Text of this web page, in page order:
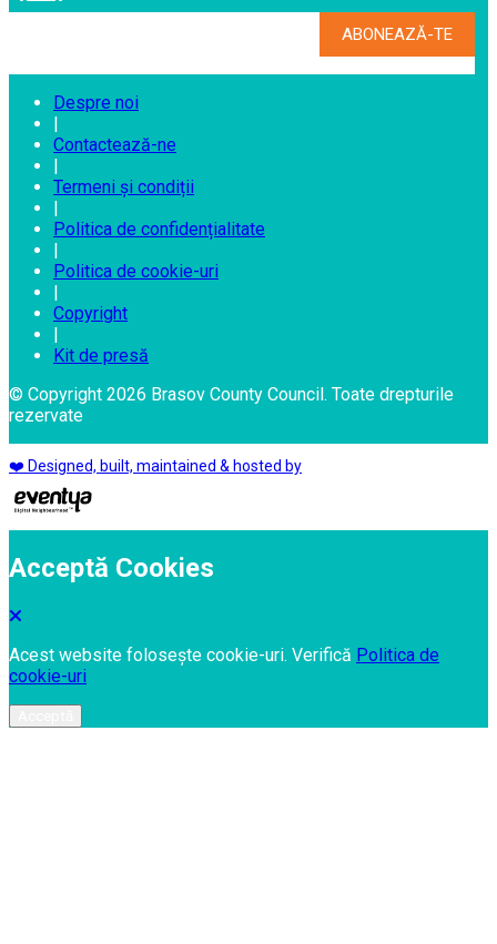
Despre noi
Contactează-ne
Termeni și condiții
Politica de confidențialitate
Politica de cookie-uri
Copyright
Kit de presă
© Copyright 2026 Brasov County Council. Toate drepturile
rezervate
❤️ Designed, built, maintained & hosted by
Acceptă Cookies
Acest website folosește cookie-uri. Verifică Politica de
cookie-uri